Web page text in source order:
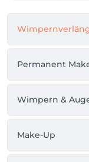
Permanent
Wimpern &
Make-Up